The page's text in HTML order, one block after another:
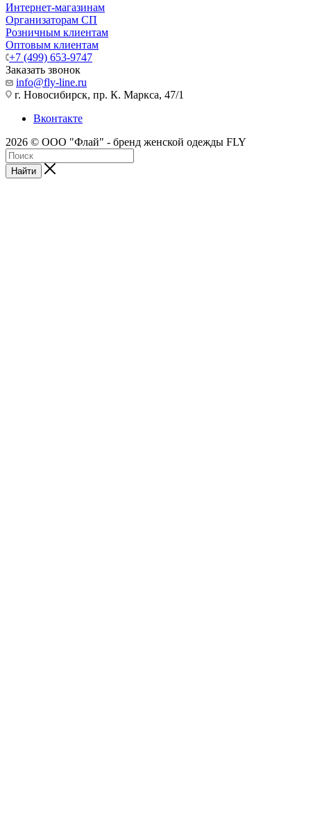
Интернет-магазинам
Организаторам СП
Розничным клиентам
Оптовым клиентам
+7 (499) 653-9747
Заказать звонок
info@fly-line.ru
г. Новосибирск, пр. К. Маркса, 47/1
Вконтакте
2026 © ООО "Флай" - бренд женской одежды FLY
Найти